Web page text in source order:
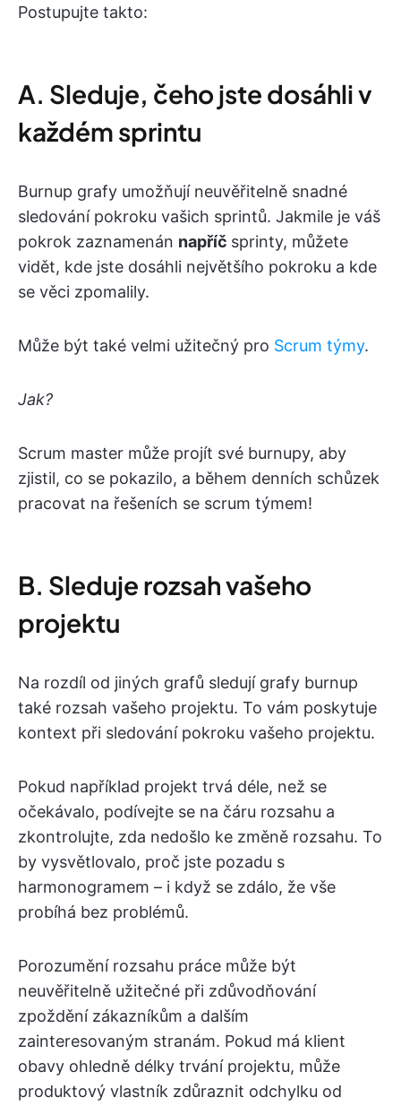
Postupujte takto:
A. Sleduje, čeho jste dosáhli v
každém sprintu
Burnup grafy umožňují neuvěřitelně snadné
sledování pokroku vašich sprintů. Jakmile je váš
pokrok zaznamenán napříč sprinty, můžete
vidět, kde jste dosáhli největšího pokroku a kde
se věci zpomalily.
Může být také velmi užitečný pro Scrum týmy.
Jak?
Scrum master může projít své burnupy, aby
zjistil, co se pokazilo, a během denních schůzek
pracovat na řešeních se scrum týmem!
B. Sleduje rozsah vašeho
projektu
Na rozdíl od jiných grafů sledují grafy burnup
také rozsah vašeho projektu. To vám poskytuje
kontext při sledování pokroku vašeho projektu.
Pokud například projekt trvá déle, než se
očekávalo, podívejte se na čáru rozsahu a
zkontrolujte, zda nedošlo ke změně rozsahu. To
by vysvětlovalo, proč jste pozadu s
harmonogramem – i když se zdálo, že vše
probíhá bez problémů.
Porozumění rozsahu práce může být
neuvěřitelně užitečné při zdůvodňování
zpoždění zákazníkům a dalším
zainteresovaným stranám. Pokud má klient
obavy ohledně délky trvání projektu, může
produktový vlastník zdůraznit odchylku od